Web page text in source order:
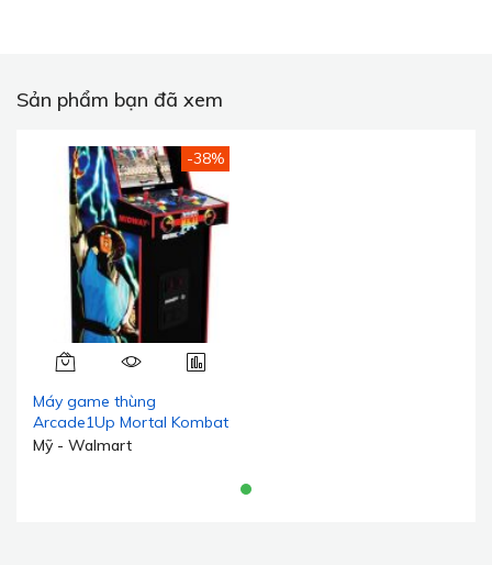
Sản phẩm bạn đã xem
-38%
Máy game thùng
Arcade1Up Mortal Kombat
II Classic Arcade Game,
Mỹ - Walmart